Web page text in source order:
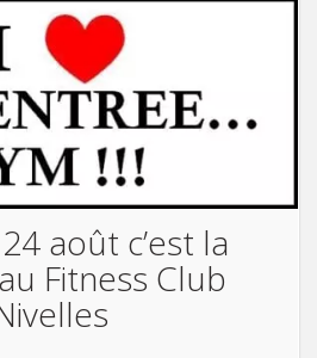
août c’est la
Fitness Club